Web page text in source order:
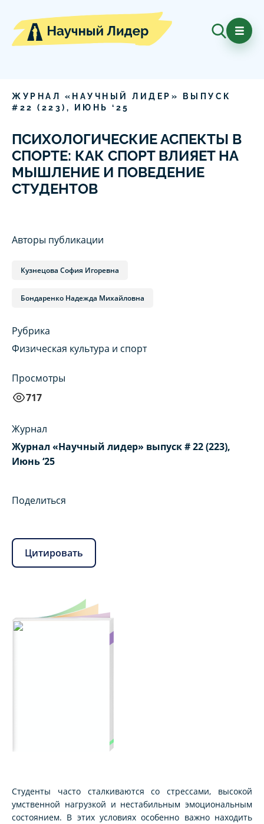
ЖУРНАЛ «НАУЧНЫЙ ЛИДЕР» ВЫПУСК
# 22 ( 223), ИЮНЬ ‘ 25
ПСИХОЛОГИЧЕСКИЕ АСПЕКТЫ В
СПОРТЕ: КАК СПОРТ ВЛИЯЕТ НА
МЫШЛЕНИЕ И ПОВЕДЕНИЕ
СТУДЕНТОВ
Авторы публикации
Кузнецова София Игоревна
Бондаренко Надежда Михайловна
Рубрика
Физическая культура и спорт
Просмотры
717
Журнал
Журнал «Научный лидер» выпуск # 22 (223),
Июнь ‘25
Поделиться
Цитировать
Студенты часто сталкиваются со стрессами, высокой
умственной нагрузкой и нестабильным эмоциональным
состоянием. В этих условиях особенно важно находить